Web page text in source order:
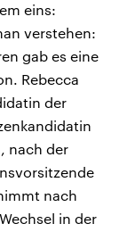
eins:
verstehen:
gab es eine
Rebecca
der
nach der
nach
in der